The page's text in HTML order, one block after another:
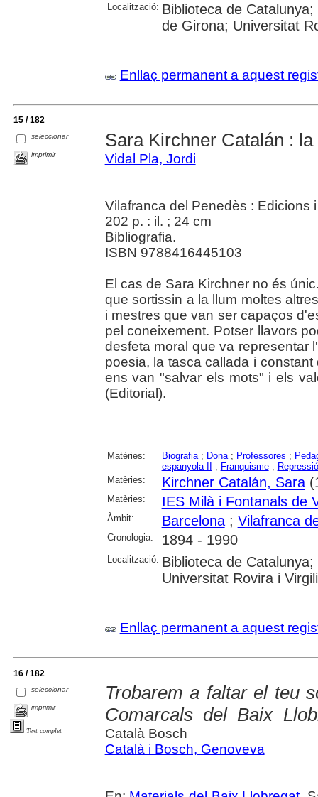
Localització: Biblioteca de
de Girona; Universitat
Enllaç permanent a aquest
15 / 182
seleccionar
imprimir
Sara Kirchner Catalán :
Vidal Pla, Jordi
Vilafranca del Penedès : Edicions
202 p. : il. ; 24 cm
Bibliografia.
ISBN 9788416445103
El cas de Sara Kirchner no és
que sortissin a la llum moltes
i mestres que van ser capaços
pel coneixement. Potser llavors
desfeta moral que va representar
poesia, la tasca callada i
ens van "salvar els mots" i els
(Editorial).
Matèries: Biografia; Dona; Professores ;
espanyola II ; Franquisme;
Matèries:
Kirchner Catalán, Sara
Matèries: IES Milà i Fontanals de
Àmbit: Barcelona; Vilafranca
Cronologia: 1894 - 1990
Localització: Biblioteca de
Universitat Rovira i Virgili
Enllaç permanent a aquest
16 / 182
seleccionar
imprimir
Text complet
Trobarem a faltar el teu
Comarcals del Baix
Català Bosch
Català i Bosch, Genoveva